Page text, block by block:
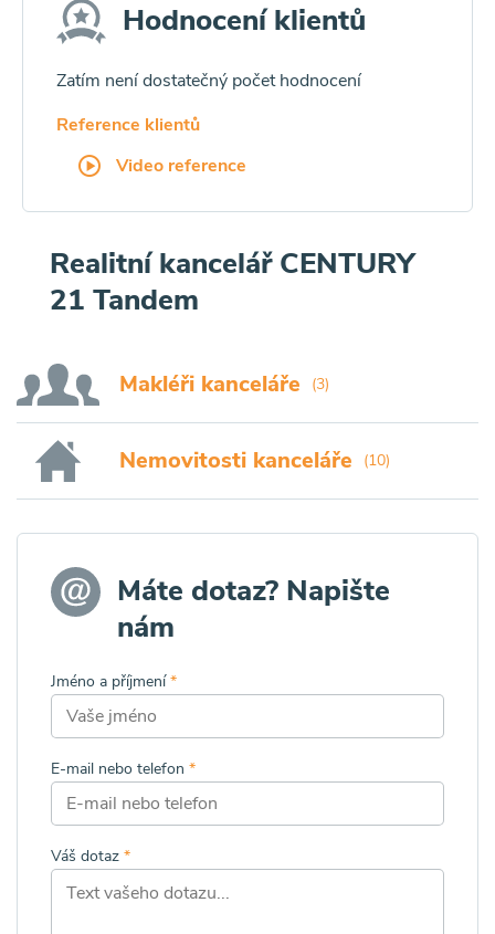
Hodnocení klientů
Zatím není dostatečný počet hodnocení
Reference klientů
Video reference
Realitní kancelář CENTURY
21 Tandem
Makléři kanceláře (3)
Nemovitosti kanceláře (10)
Máte dotaz? Napište
nám
Jméno a příjmení*
E-mail nebo telefon *
Váš dotaz *